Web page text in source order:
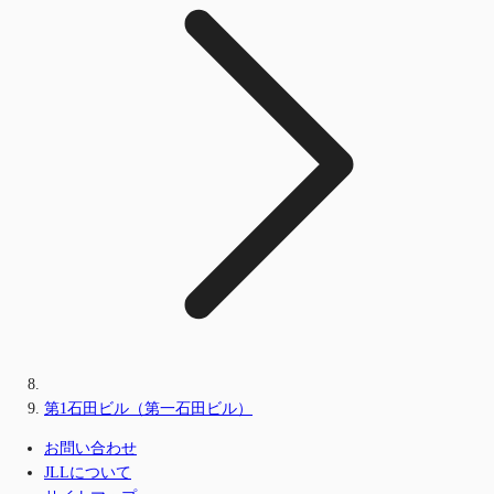
第1石田ビル（第一石田ビル）
お問い合わせ
JLLについて